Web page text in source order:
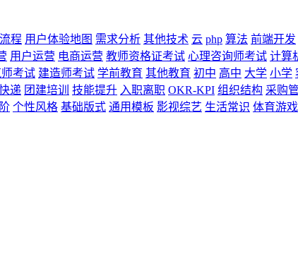
程 用户体验地图 需求分析 其他技术 云 php 算法 前端开发
用户运营 电商运营 教师资格证考试 心理咨询师考试 计算
考试 建造师考试 学前教育 其他教育 初中 高中 大学 小学
递 团建培训 技能提升 入职离职 OKR-KPI 组织结构 采购
个性风格 基础版式 通用模板 影视综艺 生活常识 体育游戏